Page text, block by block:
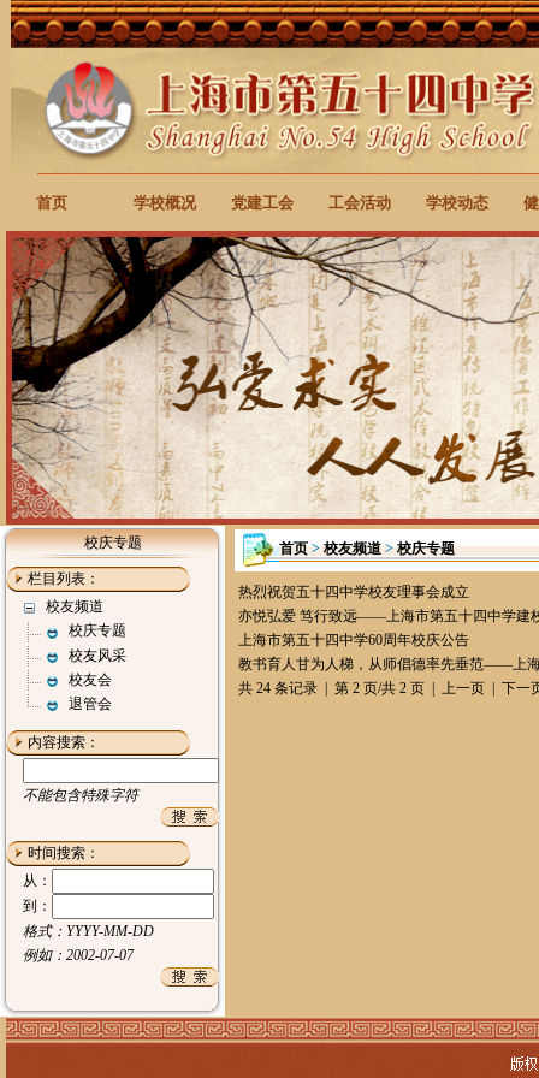
首页 学校概况 党建工会 工会活动 学校动态
校庆专题
栏目列表：
校友频道
校庆专题
校友风采
校友会
退管会
内容搜索：
不能包含特殊字符
时间搜索：
从：
到：
格式：YYYY-MM-DD
例如：2002-07-07
首页>校友频道>校庆专题
热烈祝贺五十四中学校友理事会成立
亦悦弘爱 笃行致远——上海市第五十四中学建
上海市第五十四中学60周年校庆公告
教书育人甘为人梯，从师倡德率先垂范——上
共 24 条记录 | 第 2 页/共 2 页 | 上一页 | 下一